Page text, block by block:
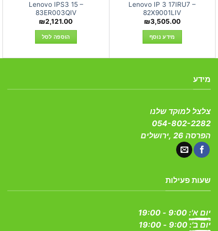
Lenovo IP 3 17IRU7 –
82X9001LIV
₪3,505.00
מידע נוסף
Lenovo IPS3 15 –
83ER003QIV
₪2,121.00
הוספה לסל
מידע
צלצל למוקד שלנו
054-802-2282
הפרסה 26 ,ירושלים
שעות פעילות
יום א':
יום ב':